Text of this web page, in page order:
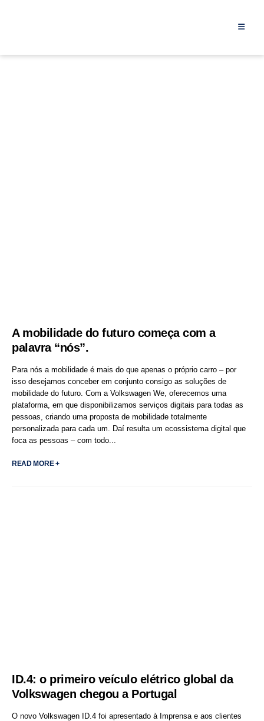
A mobilidade do futuro começa com a
palavra “nós”.
Para nós a mobilidade é mais do que apenas o próprio carro – por
isso desejamos conceber em conjunto consigo as soluções de
mobilidade do futuro. Com a Volkswagen We, oferecemos uma
plataforma, em que disponibilizamos serviços digitais para todas as
pessoas, criando uma proposta de mobilidade totalmente
personalizada para cada um. Daí resulta um ecossistema digital que
foca as pessoas – com todo...
READ MORE +
ID.4: o primeiro veículo elétrico global da
Volkswagen chegou a Portugal
O novo Volkswagen ID.4 foi apresentado à Imprensa e aos clientes